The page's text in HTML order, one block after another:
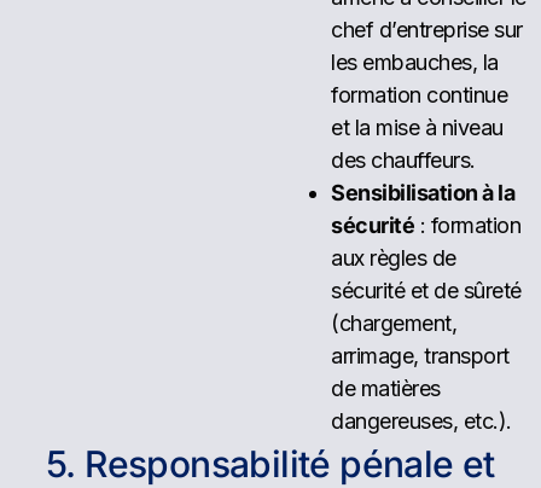
chef d’entreprise sur
les embauches, la
formation continue
et la mise à niveau
des chauffeurs.
Sensibilisation à la
sécurité : formation
aux règles de
sécurité et de sûreté
(chargement,
arrimage, transport
de matières
dangereuses, etc.).
5. Responsabilité pénale et